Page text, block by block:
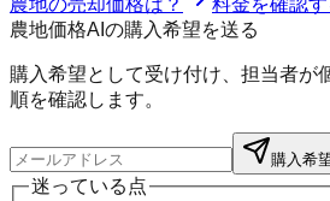
農地価格AIの購入希望を送る
購入希望として受け付け、担当者が
順を確認します。
購入希
迷っている点